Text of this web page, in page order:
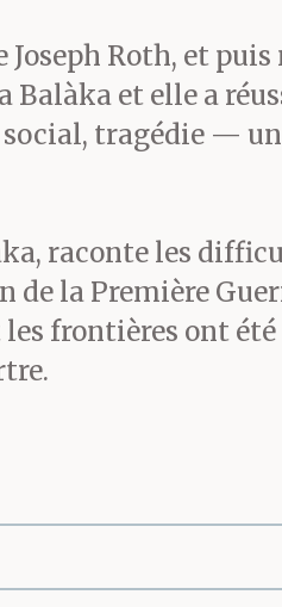
Roth, et
Balàka et elle a
tragédie —
raconte les
la Première
frontières ont